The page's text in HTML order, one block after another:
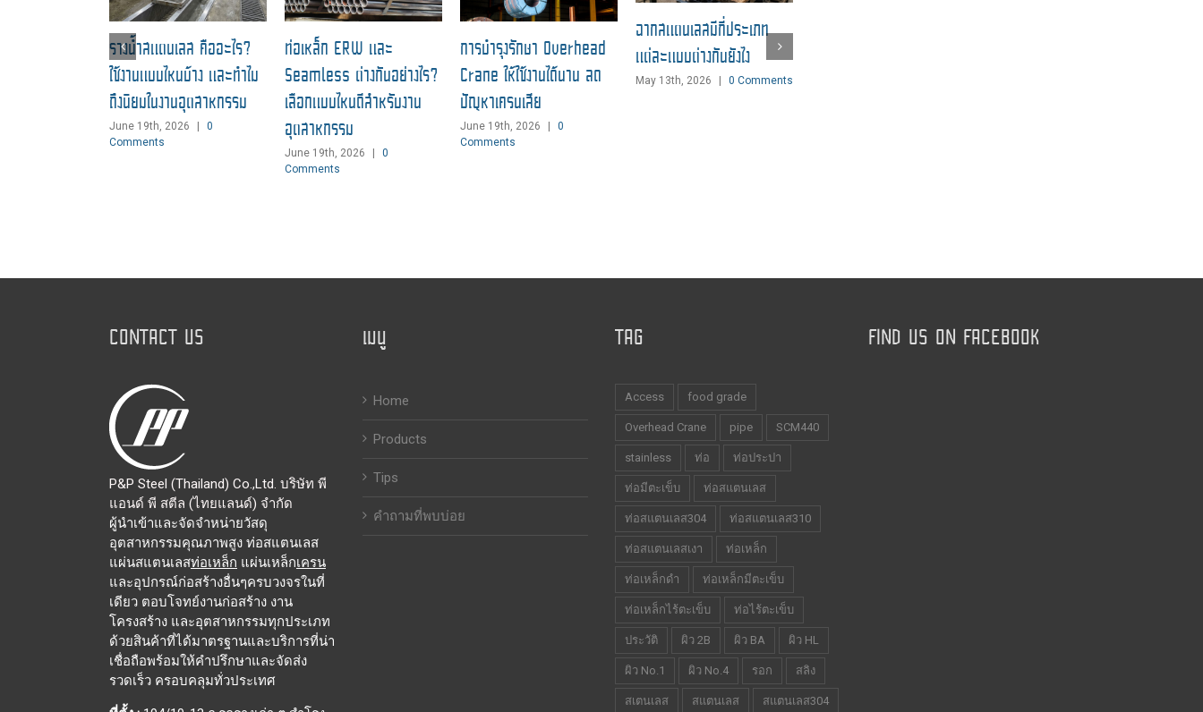
รางน้ำสแตนเลส คืออะไร?
ใช้งานแบบไหนบ้าง และทำไม
ถึงนิยมในงานอุตสาหกรรม
June 19th, 2026 |
0
Comments
ท่อเหล็ก ERW และ
Seamless ต่างกันอย่างไร?
เลือกแบบไหนดีสำหรับงาน
อุตสาหกรรม
June 19th, 2026 |
0
Comments
การบำรุงรักษา Overhead
Crane ให้ใช้งานได้นาน ลด
ปัญหาเครนเสีย
June 19th, 2026 |
0
Comments
ฉากสแตนเลสมีกี่ประเภท
แต่ละแบบต่างกันยังไง
May 13th, 2026 | 0 Comments
CONTACT US
P&P Steel (Thailand) Co.,Ltd. บริษัท พี
แอนด์ พี สตีล (ไทยแลนด์) จำกัด
ผู้นำเข้าและจัดจำหน่ายวัสดุ
อุตสาหกรรมคุณภาพสูง ท่อสแตนเลส
แผ่นสแตนเลสท่อเหล็ก แผ่นเหล็กเครน
และอุปกรณ์ก่อสร้างอื่นๆครบวงจรในที่
เดียว ตอบโจทย์งานก่อสร้าง งาน
โครงสร้าง และอุตสาหกรรมทุกประเภท
ด้วยสินค้าที่ได้มาตรฐานและบริการที่น่า
เชื่อถือพร้อมให้คำปรึกษาและจัดส่ง
รวดเร็ว ครอบคลุมทั่วประเทศ
เมนู
Home
Products
Tips
คำถามที่พบบ่อย
TAG
Access food grade
Overhead Crane pipe SCM440
stainless ท่อ ท่อประปา
ท่อมีตะเข็บ ท่อสแตนเลส
ท่อสแตนเลส304 ท่อสแตนเลส310
ท่อสแตนเลสเงา ท่อเหล็ก
ท่อเหล็กดำ ท่อเหล็กมีตะเข็บ
ท่อเหล็กไร้ตะเข็บ ท่อไร้ตะเข็บ
ประวัติ ผิว 2B ผิว BA ผิว HL
ผิว No.1 ผิว No.4 รอก สลิง
สเตนเลส สแตนเลส สแตนเลส304
FIND US ON FACEBOOK